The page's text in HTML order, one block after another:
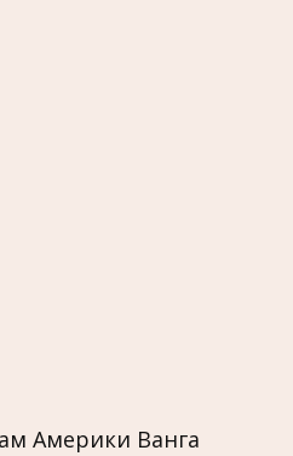
Америки Ванга